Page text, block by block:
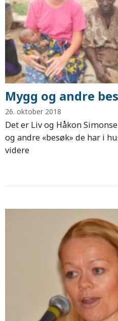
Mygg og andre
26. oktober 2018
Det er Liv og Håkon
og andre «besøk» de har i
videre